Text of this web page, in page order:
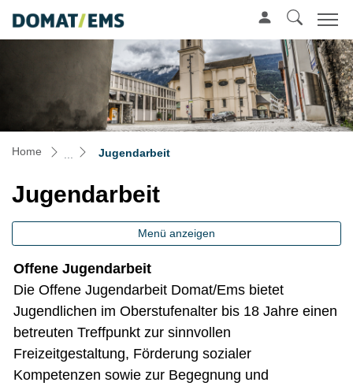
zur Startseite
Direkt zur Hauptnavigation
Direkt zum Inhalt
Direkt zur Suche
Direkt zum Stichwortverzeichnis
Mustergemeinde
Home Jugendarbeit(ausgewählt)
Jugendarbeit
Menü anzeigen
Offene Jugendarbeit
Die Offene Jugendarbeit Domat/Ems bietet
Jugendlichen im Oberstufenalter bis 18 Jahre einen
betreuten Treffpunkt zur sinnvollen
Freizeitgestaltung, Förderung sozialer
Kompetenzen sowie zur Begegnung und